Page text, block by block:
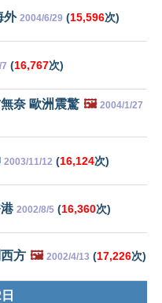
外 2004/6/29 (15,596次)
(16,767次)
奈 歐洲震驚 🖼️ 2004/1/27
2003/11/12 (16,124次)
2002/8/5 (16,360次)
方 🖼️ 2002/4/13 (17,226次)